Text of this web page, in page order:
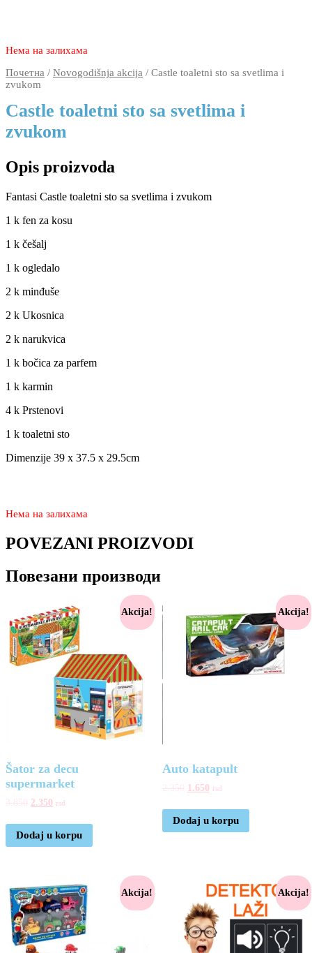
Нема на залихама
Почетна / Novogodišnja akcija / Castle toaletni sto sa svetlima i
zvukom
Castle toaletni sto sa svetlima i
zvukom
Opis proizvoda
Fantasi Castle toaletni sto sa svetlima i zvukom
1 k fen za kosu
1 k češalj
1 k ogledalo
2 k minđuše
2 k Ukosnica
2 k narukvica
1 k bočica za parfem
1 k karmin
4 k Prstenovi
1 k toaletni sto
Dimenzije 39 x 37.5 x 29.5cm
Нема на залихама
POVEZANI PROIZVODI
Повезани производи
Akcija!
Šator za decu
supermarket
2.350 rsd
Dodaj u korpu
Akcija!
Auto katapult
1.650 rsd
Dodaj u korpu
Akcija! Akcija!